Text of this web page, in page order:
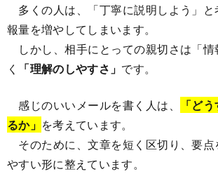
多くの人は、「丁寧に説明しよう」
報量を増やしてしまいます。
しかし、相手にとっての親切さは「情
く
「理解のしやすさ」 です。
感じのいいメールを書く人は、
「ど
るか」 を考えています。
そのために、文章を短く区切り、要点
やすい形に整えています。